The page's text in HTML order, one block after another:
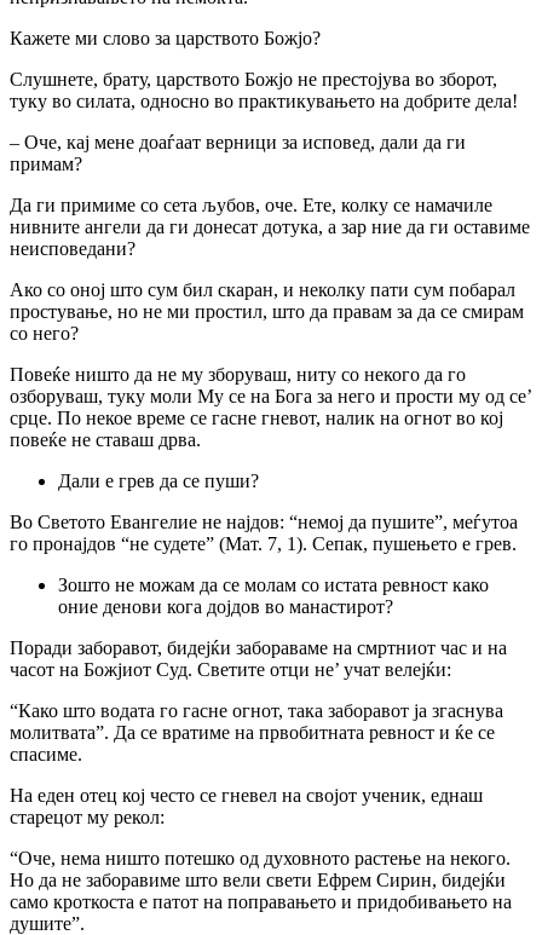
Кажете ми слово за царството Божјо?
Слушнете, брату, царството Божјо не престојува во зборот,
туку во силата, односно во практикувањето на добрите дела!
– Оче, кај мене доаѓаат верници за исповед, дали да ги
примам?
Да ги примиме co сета љубов, оче. Ете, колку се намачиле
нивните ангели да ги донесат дотука, а зар ние да ги оставиме
неисповедани?
Ако co оној што сум бил скаран, и неколку пати сум побарал
простување, но не ми простил, што да правам за да се смирам
co него?
Повеќе ништо да не му зборуваш, ниту co некого да го
озборуваш, туку моли My ce на Бога за него и прости му од се’
срце. По некое време се гасне гневот, налик на огнот во кој
повеќе не ставаш дрва.
Дали е грев да се пуши?
Bo Светото Евангелие не најдов: “немој да пушите”, меѓутоа
го пронајдов “не судете” (Мат. 7, 1). Сепак, пушењето е грев.
Зошто не можам да се молам co истата ревност како
оние денови кога дојдов во манастирот?
Поради заборавот, бидејќи забораваме на смртниот час и на
часот на Божјиот Суд. Светите отци не’ учат велејќи:
“Како што водата го гасне огнот, така заборавот ја згаснува
молитвата”. Да се вратиме на првобитната ревност и ќе се
спасиме.
Ha еден отец кој често се гневел на својот ученик, еднаш
старецот му рекол:
“Оче, нема ништо потешко од духовното растење на некого.
Но да не заборавиме што вели свети Ефрем Сирин, бидејќи
само кроткоста е патот на поправањето и придобивањето на
душите”.